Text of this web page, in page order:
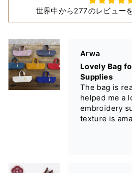
世界中から277のレビュー
Arwa
Appreciation
Quality
I am from the
Arabia, and I
beautiful and
from you.